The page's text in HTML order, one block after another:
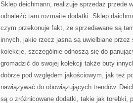
Sklep deichmann, realizuje sprzedaż przede
odnaleźć tam rozmaite dodatki. Sklep
czym przekonuje fakt, że sprzedawane są
innych, jakie rzecz jasna są uwielbiane
kolekcje, szczególnie odnoszą się do
gromadzić do swojej kolekcji także buty
dobrze pod względem jakościowym, jak też
nawiązywać do obowiązujących trendów.
są o zróżnicowane dodatki, takie jak torebki,